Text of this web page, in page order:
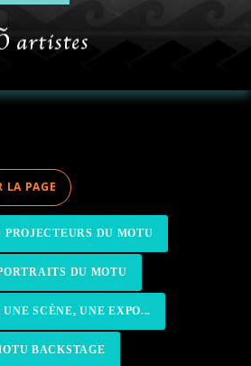
LA PAGE
PROJECTEURS DU MOTU
DU MOTU
SCÈNE, UNE EXPO...
BACKSTAGE